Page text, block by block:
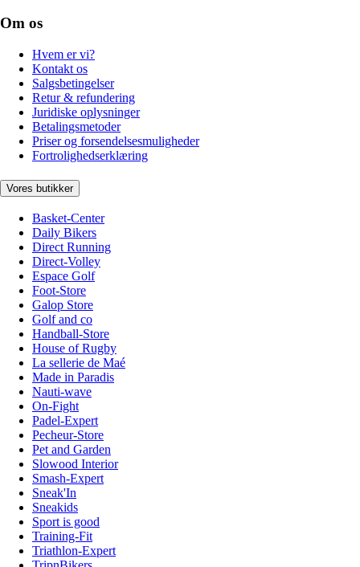
Om os
Hvem er vi?
Kontakt os
Salgsbetingelser
Retur & refundering
Juridiske oplysninger
Betalingsmetoder
Priser og forsendelsesmuligheder
Fortrolighedserklæring
Vores butikker
Basket-Center
Daily Bikers
Direct Running
Direct-Volley
Espace Golf
Foot-Store
Galop Store
Golf and co
Handball-Store
House of Rugby
La sellerie de Maé
Made in Paradis
Nauti-wave
On-Fight
Padel-Expert
Pecheur-Store
Pet and Garden
Slowood Interior
Smash-Expert
Sneak'In
Sneakids
Sport is good
Training-Fit
Triathlon-Expert